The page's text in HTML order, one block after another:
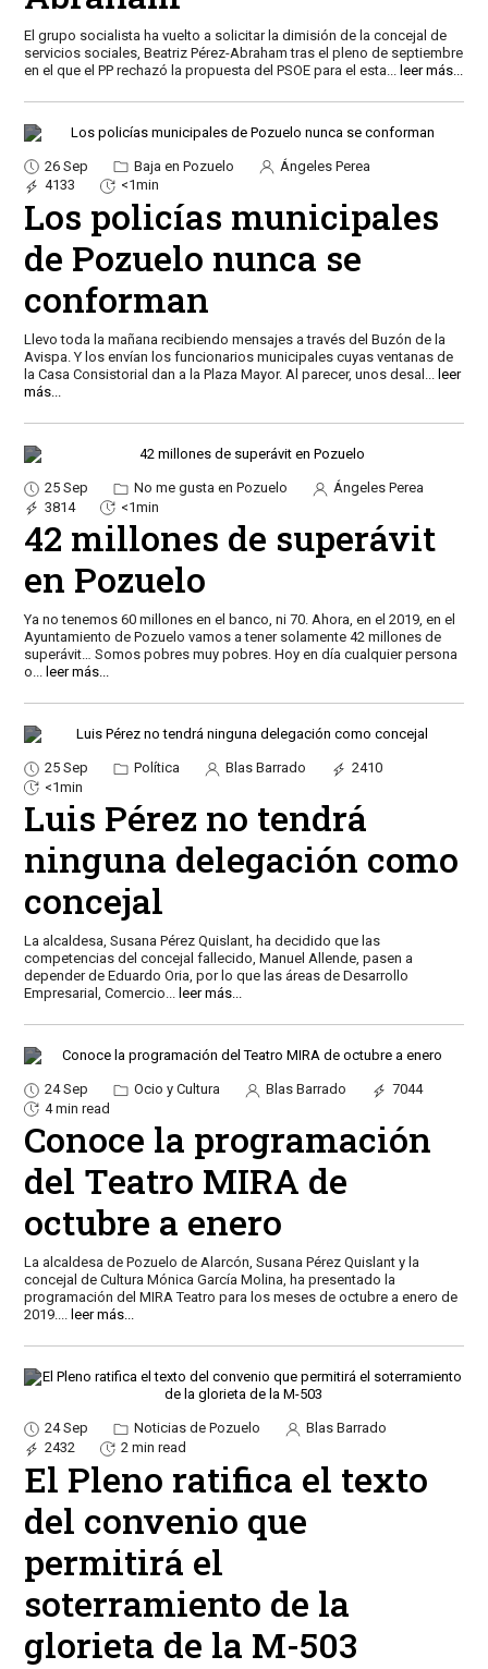
El grupo socialista ha vuelto a solicitar la dimisión de la concejal de
servicios sociales, Beatriz Pérez-Abraham tras el pleno de septiembre
en el que el PP rechazó la propuesta del PSOE para el esta
leer más...
26 Sep Baja en Pozuelo
Ángeles Perea
4133
<1min
Los policías municipales
de Pozuelo nunca se
conforman
Llevo toda la mañana recibiendo mensajes a través del Buzón de la
Avispa. Y los envían los funcionarios municipales cuyas ventanas de
la Casa Consistorial dan a la Plaza Mayor. Al parecer, unos desal ... leer
más...
25 Sep No me gusta en Pozuelo
Ángeles Perea
3814
<1min
42 millones de superávit
en Pozuelo
Ya no tenemos 60 millones en el banco, ni 70. Ahora, en el 2019, en el
Ayuntamiento de Pozuelo vamos a tener solamente 42 millones de
superávit… Somos pobres muy pobres. Hoy en día cualquier persona
o... leer más...
25 Sep Política Blas Barrado
2410
<1min
Luis Pérez no tendrá
ninguna delegación como
concejal
La alcaldesa, Susana Pérez Quislant, ha decidido que las
competencias del concejal fallecido, Manuel Allende, pasen a
depender de Eduardo Oria, por lo que las áreas de Desarrollo
Empresarial, Comercio... leer más...
24 Sep Ocio y Cultura Blas Barrado
7044
4 min read
Conoce la programación
del Teatro MIRA de
octubre a enero
La alcaldesa de Pozuelo de Alarcón, Susana Pérez Quislant y la
concejal de Cultura Mónica García Molina, ha presentado la
programación del MIRA Teatro para los meses de octubre a enero de
2019.... leer más...
24 Sep Noticias de Pozuelo
Blas Barrado
2432
2 min read
El Pleno ratifica el texto
del convenio que
permitirá el
soterramiento de la
glorieta de la M-503